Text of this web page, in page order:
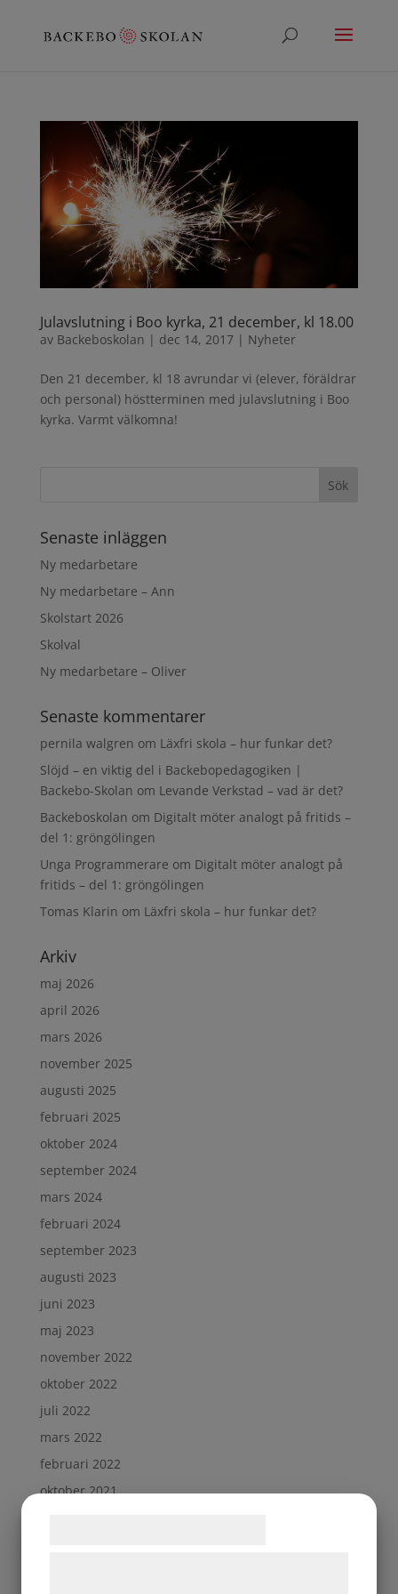
Julavslutning i Boo kyrka, 21 december, kl 18.00
av Backeboskolan | dec 14, 2017 | Nyheter
Den 21 december, kl 18 avrundar vi (elever, föräldrar
och personal) höstterminen med julavslutning i Boo
kyrka. Varmt välkomna!
Senaste inläggen
Ny medarbetare
Ny medarbetare – Ann
Skolstart 2026
Skolval
Ny medarbetare – Oliver
Senaste kommentarer
pernila walgren om Läxfri skola – hur funkar det?
Slöjd – en viktig del i Backebopedagogiken |
Backebo-Skolan om Levande Verkstad – vad är det?
Backeboskolan om Digitalt möter analogt på fritids –
del 1: gröngölingen
Unga Programmerare om Digitalt möter analogt på
fritids – del 1: gröngölingen
Tomas Klarin om Läxfri skola – hur funkar det?
Arkiv
maj 2026
april 2026
mars 2026
november 2025
augusti 2025
februari 2025
oktober 2024
september 2024
mars 2024
februari 2024
september 2023
augusti 2023
juni 2023
maj 2023
november 2022
oktober 2022
juli 2022
mars 2022
februari 2022
oktober 2021